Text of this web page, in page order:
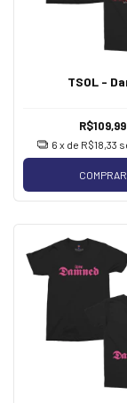
TSOL -
R$109,99
6 x de R$18,33
COMPRAR